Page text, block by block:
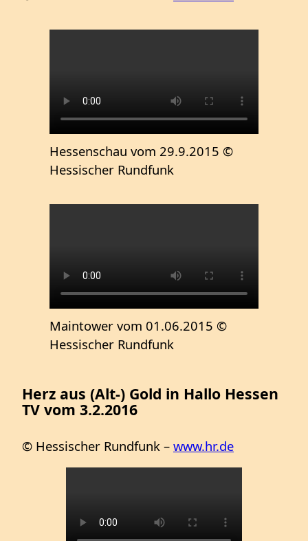
Hessenschau vom 29.9.2015 ©
Hessischer Rundfunk
Maintower vom 01.06.2015 ©
Hessischer Rundfunk
Herz aus (Alt-) Gold in Hallo Hessen
TV vom 3.2.2016
© Hessischer Rundfunk – www.hr.de